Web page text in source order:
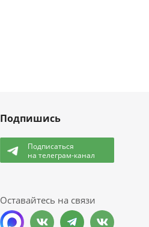
Подпишись
Подписаться
на телеграм-канал
Оставайтесь на связи